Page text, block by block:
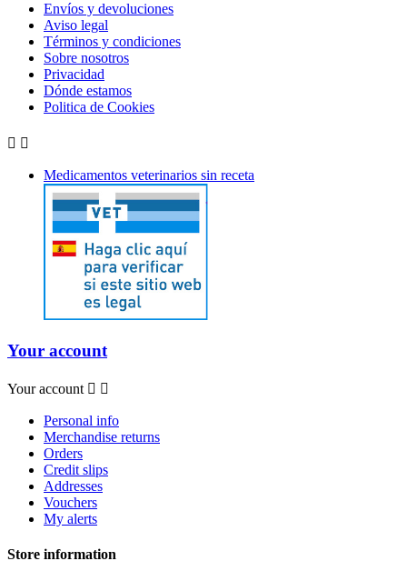
Envíos y devoluciones
Aviso legal
Términos y condiciones
Sobre nosotros
Privacidad
Dónde estamos
Politica de Cookies
 
Medicamentos veterinarios sin receta
Your account
Your account  
Personal info
Merchandise returns
Orders
Credit slips
Addresses
Vouchers
My alerts
Store information